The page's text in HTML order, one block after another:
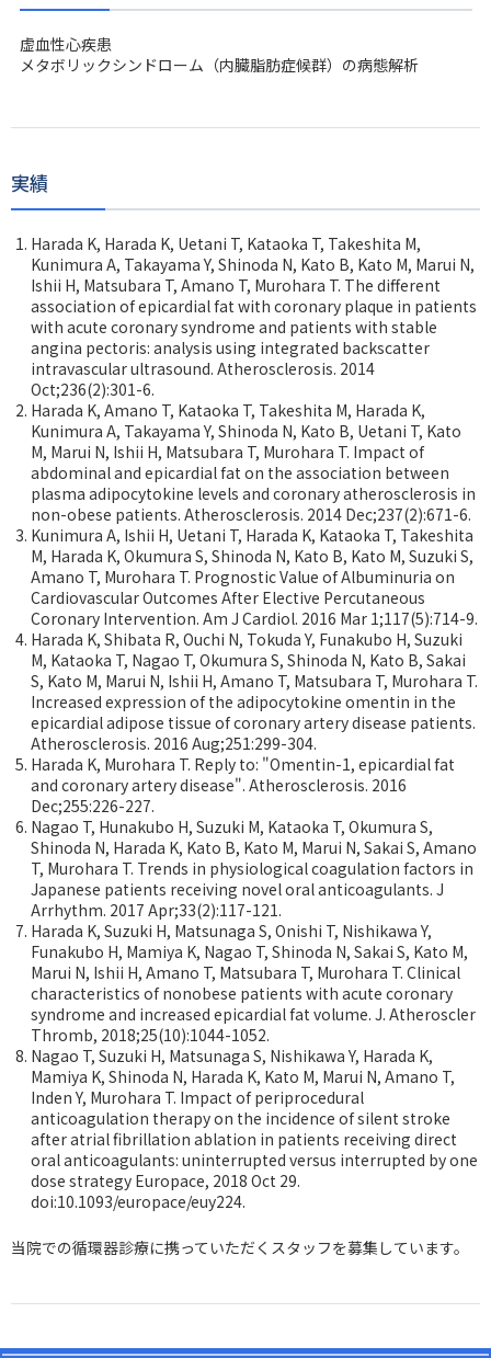
虚血性心疾患
メタボリックシンドローム（内臓脂肪症候群）の病態解析
実績
Harada K, Harada K, Uetani T, Kataoka T, Takeshita M,
Kunimura A, Takayama Y, Shinoda N, Kato B, Kato M, Marui N,
Ishii H, Matsubara T, Amano T, Murohara T. The different
association of epicardial fat with coronary plaque in patients
with acute coronary syndrome and patients with stable
angina pectoris: analysis using integrated backscatter
intravascular ultrasound. Atherosclerosis. 2014
Oct;236(2):301-6.
Harada K, Amano T, Kataoka T, Takeshita M, Harada K,
Kunimura A, Takayama Y, Shinoda N, Kato B, Uetani T, Kato
M, Marui N, Ishii H, Matsubara T, Murohara T. Impact of
abdominal and epicardial fat on the association between
plasma adipocytokine levels and coronary atherosclerosis in
non-obese patients. Atherosclerosis. 2014 Dec;237(2):671-6.
Kunimura A, Ishii H, Uetani T, Harada K, Kataoka T, Takeshita
M, Harada K, Okumura S, Shinoda N, Kato B, Kato M, Suzuki S,
Amano T, Murohara T. Prognostic Value of Albuminuria on
Cardiovascular Outcomes After Elective Percutaneous
Coronary Intervention. Am J Cardiol. 2016 Mar 1;117(5):714-9.
Harada K, Shibata R, Ouchi N, Tokuda Y, Funakubo H, Suzuki
M, Kataoka T, Nagao T, Okumura S, Shinoda N, Kato B, Sakai
S, Kato M, Marui N, Ishii H, Amano T, Matsubara T, Murohara T.
Increased expression of the adipocytokine omentin in the
epicardial adipose tissue of coronary artery disease patients.
Atherosclerosis. 2016 Aug;251:299-304.
Harada K, Murohara T. Reply to: "Omentin-1, epicardial fat
and coronary artery disease". Atherosclerosis. 2016
Dec;255:226-227.
Nagao T, Hunakubo H, Suzuki M, Kataoka T, Okumura S,
Shinoda N, Harada K, Kato B, Kato M, Marui N, Sakai S, Amano
T, Murohara T. Trends in physiological coagulation factors in
Japanese patients receiving novel oral anticoagulants. J
Arrhythm. 2017 Apr;33(2):117-121.
Harada K, Suzuki H, Matsunaga S, Onishi T, Nishikawa Y,
Funakubo H, Mamiya K, Nagao T, Shinoda N, Sakai S, Kato M,
Marui N, Ishii H, Amano T, Matsubara T, Murohara T. Clinical
characteristics of nonobese patients with acute coronary
syndrome and increased epicardial fat volume. J. Atheroscler
Thromb, 2018;25(10):1044-1052.
Nagao T, Suzuki H, Matsunaga S, Nishikawa Y, Harada K,
Mamiya K, Shinoda N, Harada K, Kato M, Marui N, Amano T,
Inden Y, Murohara T. Impact of periprocedural
anticoagulation therapy on the incidence of silent stroke
after atrial fibrillation ablation in patients receiving direct
oral anticoagulants: uninterrupted versus interrupted by one
dose strategy Europace, 2018 Oct 29.
doi:10.1093/europace/euy224.
当院での循環器診療に携っていただくスタッフを募集しています。